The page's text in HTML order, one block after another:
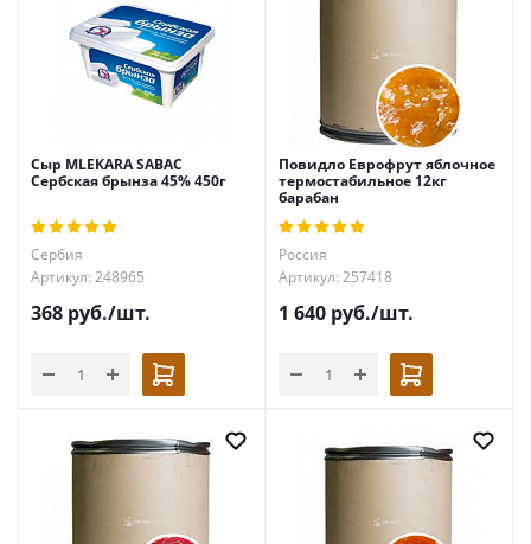
Сыр MLEKARA SABAC
Сербская брынза 45% 450г
Сербия
Артикул: 248965
368 руб./шт.
Повидло Еврофрут яблочное
термостабильное 12кг
барабан
Россия
Артикул: 257418
1 640 руб./шт.